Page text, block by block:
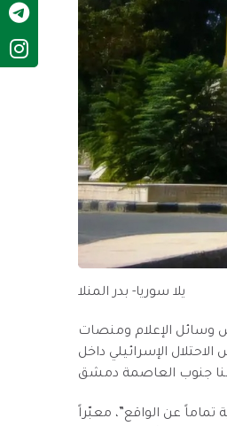
يلا سوريا- بدر المنلا
وسائل الإعلام ومنصات
الإسرائيلي داخل
عن الواقع”، معبّراً